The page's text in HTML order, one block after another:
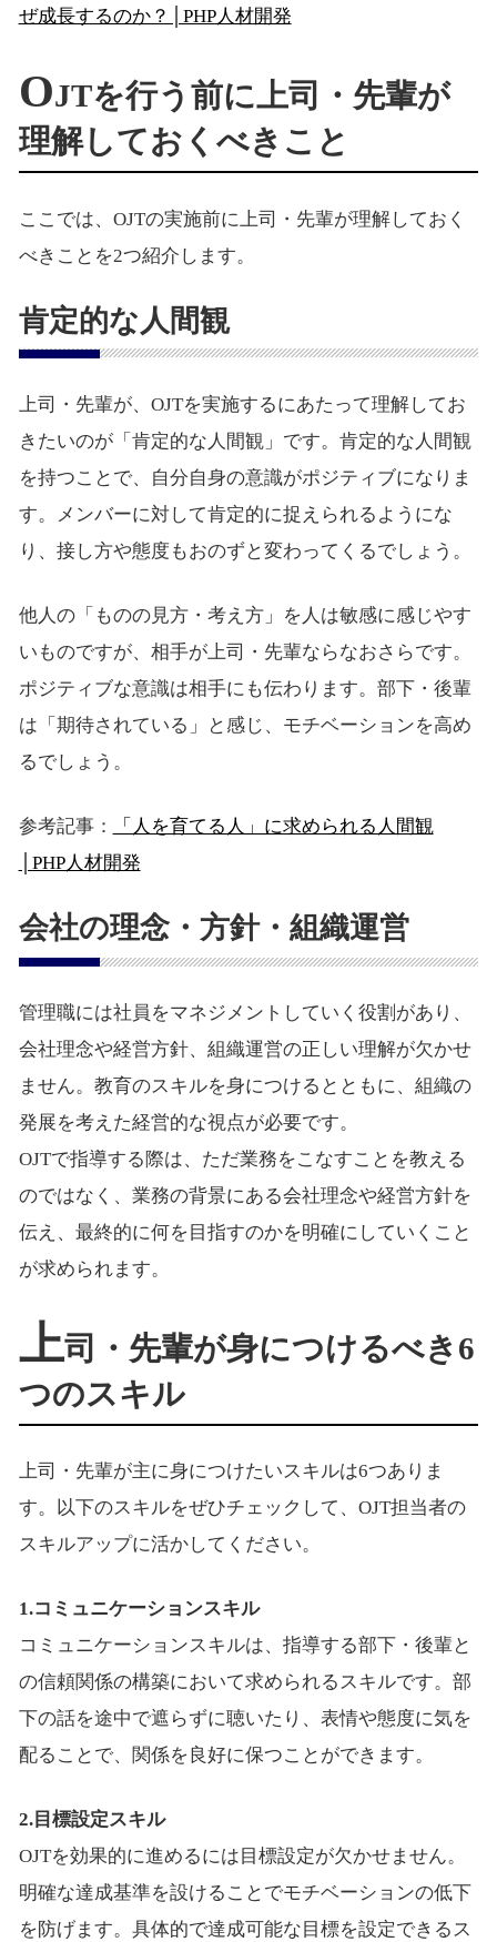
ぜ成長するのか？│PHP人材開発
OJTを行う前に上司・先輩が
理解しておくべきこと
ここでは、OJTの実施前に上司・先輩が理解しておく
べきことを2つ紹介します。
肯定的な人間観
上司・先輩が、OJTを実施するにあたって理解してお
きたいのが「肯定的な人間観」です。肯定的な人間観
を持つことで、自分自身の意識がポジティブになりま
す。メンバーに対して肯定的に捉えられるようにな
り、接し方や態度もおのずと変わってくるでしょう。
他人の「ものの見方・考え方」を人は敏感に感じやす
いものですが、相手が上司・先輩ならなおさらです。
ポジティブな意識は相手にも伝わります。部下・後輩
は「期待されている」と感じ、モチベーションを高め
るでしょう。
参考記事：
「人を育てる人」に求められる人間観
│PHP人材開発
会社の理念・方針・組織運営
管理職には社員をマネジメントしていく役割があり、
会社理念や経営方針、組織運営の正しい理解が欠かせ
ません。教育のスキルを身につけるとともに、組織の
発展を考えた経営的な視点が必要です。
OJTで指導する際は、ただ業務をこなすことを教える
のではなく、業務の背景にある会社理念や経営方針を
伝え、最終的に何を目指すのかを明確にしていくこと
が求められます。
上司・先輩が身につけるべき6
つのスキル
上司・先輩が主に身につけたいスキルは6つありま
す。以下のスキルをぜひチェックして、OJT担当者の
スキルアップに活かしてください。
1.コミュニケーションスキル
コミュニケーションスキルは、指導する部下・後輩と
の信頼関係の構築において求められるスキルです。部
下の話を途中で遮らずに聴いたり、表情や態度に気を
配ることで、関係を良好に保つことができます。
2.目標設定スキル
OJTを効果的に進めるには目標設定が欠かせません。
明確な達成基準を設けることでモチベーションの低下
を防げます。具体的で達成可能な目標を設定できるス